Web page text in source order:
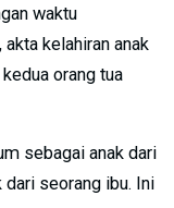
waktu
kelahiran anak
orang tua
sebagai anak dari
dari seorang ibu. Ini